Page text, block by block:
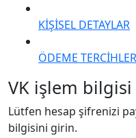
KİŞİSEL DETAYLAR
ÖDEME
VK işlem bilgisi
Lütfen hesap şifrenizi
bilgisini girin.